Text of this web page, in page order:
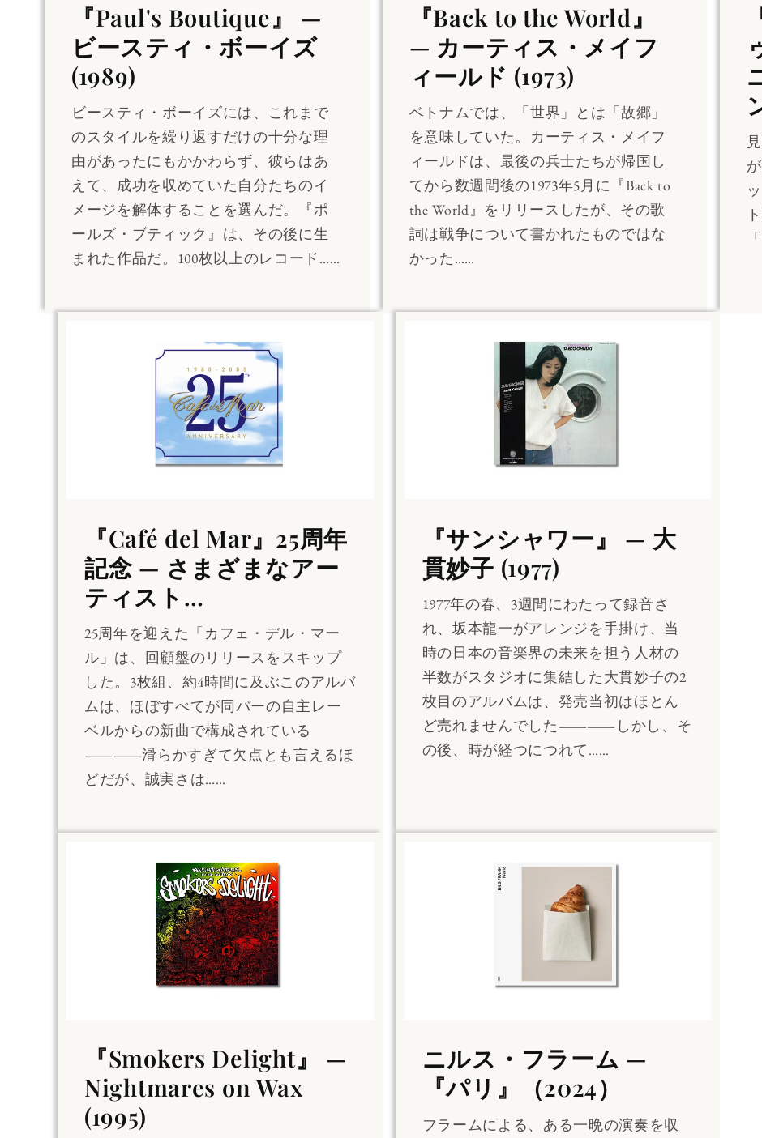
『Paul's Boutique』 —
ビースティ・ボーイズ
(1989)
ビースティ・ボーイズには、これまで
のスタイルを繰り返すだけの十分な理
由があったにもかかわらず、彼らはあ
えて、成功を収めていた自分たちのイ
メージを解体することを選んだ。『ポ
ールズ・ブティック』は、その後に生
まれた作品だ。100枚以上のレコード……
『Back to the World』
— カーティス・メイフ
ィールド (1973)
ベトナムでは、「世界」とは「故郷」
を意味していた。カーティス・メイフ
ィールドは、最後の兵士たちが帰国し
てから数週間後の1973年5月に『Back to
the World』をリリースしたが、その歌
詞は戦争について書かれたものではな
かった……
『Café del Mar』25周年
記念 — さまざまなアー
ティスト…
25周年を迎えた「カフェ・デル・マー
ル」は、回顧盤のリリースをスキップ
した。3枚組、約4時間に及ぶこのアルバ
ムは、ほぼすべてが同バーの自主レー
ベルからの新曲で構成されている
――滑らかすぎて欠点とも言えるほ
どだが、誠実さは……
『サンシャワー』 — 大
貫妙子 (1977)
1977年の春、3週間にわたって録音さ
れ、坂本龍一がアレンジを手掛け、当
時の日本の音楽界の未来を担う人材の
半数がスタジオに集結した大貫妙子の2
枚目のアルバムは、発売当初はほとん
ど売れませんでした――しかし、そ
の後、時が経つにつれて……
『Smokers Delight』 —
Nightmares on Wax
(1995)
ニルス・フラーム —
『パリ』（2024）
フラームによる、ある一晩の演奏を収